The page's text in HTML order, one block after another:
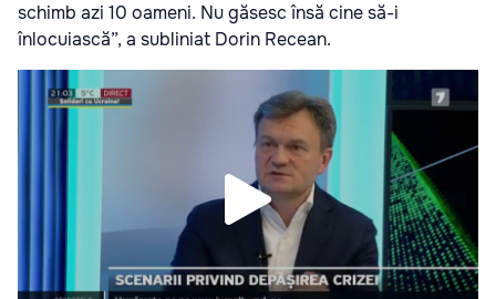
schimb azi 10 oameni. Nu găsesc însă cine să-i
înlocuiască”, a subliniat Dorin Recean.